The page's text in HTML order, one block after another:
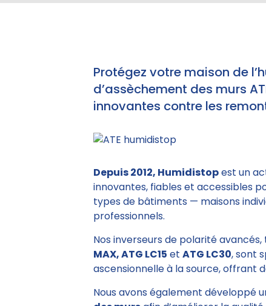
Protégez votre maison de
d’assèchement des murs
innovantes contre les
Depuis 2012, Humidistopest un
innovantes, fiables et accessibles
types de bâtiments — maisons
professionnels.
Nos inverseurs de polarité
MAX, ATG LC15 et ATG LC30, sont
ascensionnelle à la source, offrant
Nous avons également développé